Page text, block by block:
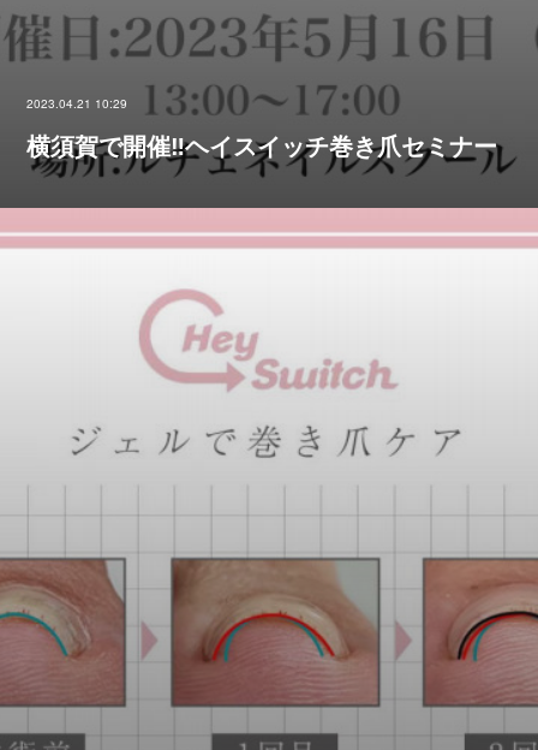
2023.04.21 10:29
横須賀で開催‼︎ヘイスイッチ巻き爪セミナー